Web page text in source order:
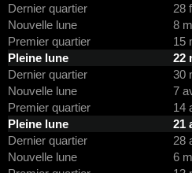
Dernier quartier
28
Nouvelle lune
8
Premier quartier
15
Pleine lune
22
Dernier quartier
30
Nouvelle lune
7
Premier quartier
14
Pleine lune
21
Dernier quartier
28
Nouvelle lune
6